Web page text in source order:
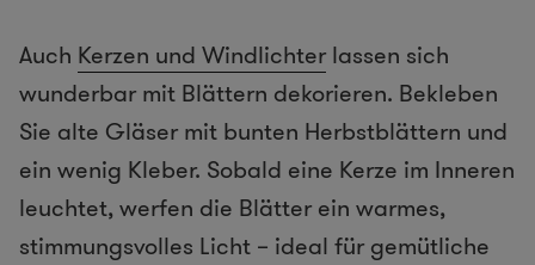
Auch Kerzen und Windlichter lassen sich
wunderbar mit Blättern dekorieren. Bekleben
Sie alte Gläser mit bunten Herbstblättern und
ein wenig Kleber. Sobald eine Kerze im Inneren
leuchtet, werfen die Blätter ein warmes,
stimmungsvolles Licht – ideal für gemütliche